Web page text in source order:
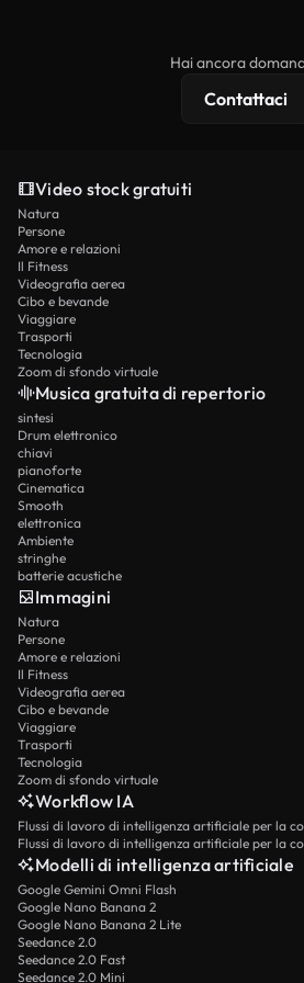
Hai ancora
Contattaci
Video stock gratuiti
Natura
Persone
Amore e relazioni
Il Fitness
Videografia aerea
Cibo e bevande
Viaggiare
Trasporti
Tecnologia
Zoom di sfondo virtuale
Musica gratuita di repertorio
sintesi
Drum elettronico
chiavi
pianoforte
Cinematica
Smooth
elettronica
Ambiente
stringhe
batterie acustiche
Immagini
Natura
Persone
Amore e relazioni
Il Fitness
Videografia aerea
Cibo e bevande
Viaggiare
Trasporti
Tecnologia
Zoom di sfondo virtuale
Workflow IA
Flussi di lavoro di intelligenza artificiale per la
Modelli di intelligenza artificiale
Google Gemini Omni Flash
Google Nano Banana 2
Google Nano Banana 2 Lite
Seedance 2.0
Seedance 2.0 Fast
Seedance 2.0 Mini